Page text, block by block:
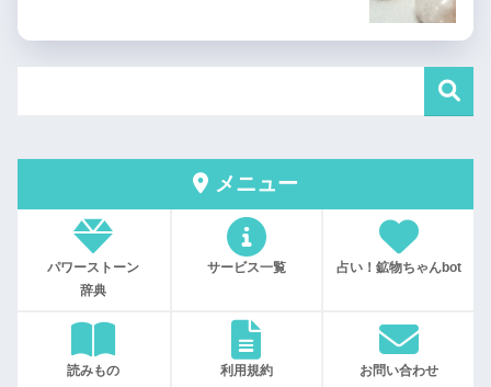
メニュー
パワーストーン
辞典
サービス一覧 占い！鉱物ちゃんbot
読みもの 利用規約 お問い合わせ